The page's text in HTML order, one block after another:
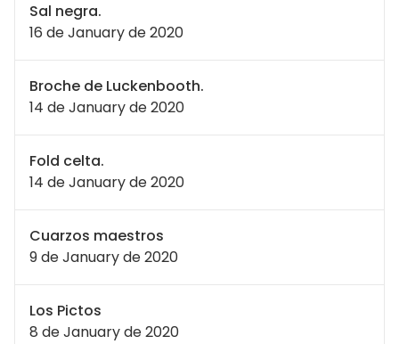
Sal negra.
16 de January de 2020
Broche de Luckenbooth.
14 de January de 2020
Fold celta.
14 de January de 2020
Cuarzos maestros
9 de January de 2020
Los Pictos
8 de January de 2020